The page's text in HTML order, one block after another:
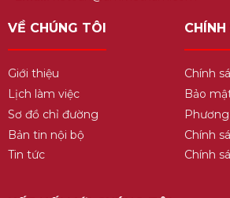
VỀ CHÚNG TÔI
Giới thiệu
Lịch làm việc
Sơ đồ chỉ đường
Bản tin nội bộ
Tin tức
CHÍNH
Chính
Bảo
Chính
Chính